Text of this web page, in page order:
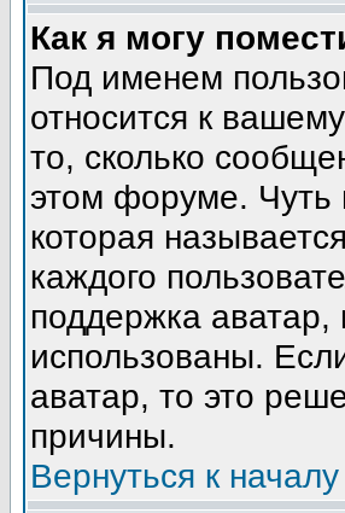
Как я могу
Под именем
относится к
то, сколько
этом форуме. Чуть
которая
каждого
поддержка аватар,
использованы.
аватар, то это
причины.
Вернуться к началу